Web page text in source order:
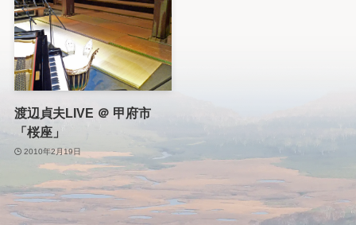
渡辺貞夫LIVE ＠ 甲府市
「桜座」
2010年2月19日